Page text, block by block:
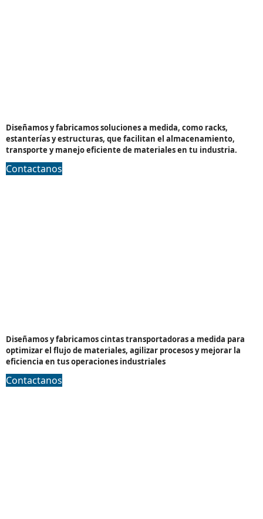
Diseñamos y fabricamos soluciones a medida, como racks,
estanterías y estructuras, que facilitan el almacenamiento,
transporte y manejo eficiente de materiales en tu industria.
Contactanos
Diseñamos y fabricamos cintas transportadoras a medida para
optimizar el flujo de materiales, agilizar procesos y mejorar la
eficiencia en tus operaciones industriales
Contactanos